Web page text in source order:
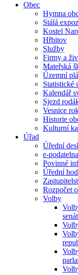
Obec
Hymna
Stálá
Kostel
Hřbitov
Služby
Firmy a
Mateřská
Územní
Statistické
Kalendář
Sjezd
Vesnice
Historie
Kulturní
Úřad
Úřední
e-podatelna
Povinné
Úřední
Rozpočet
Volby